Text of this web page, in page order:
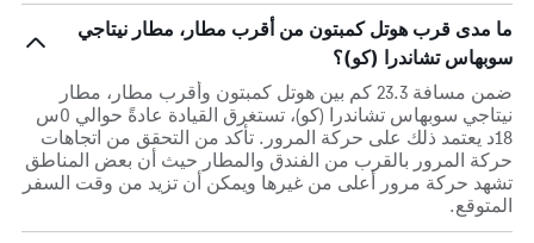
ما مدى قرب هوتل كمبتون من أقرب مطار، مطار نيتاجي
سوبهاس تشاندرا (كو)؟
ضمن مسافة 23.3 كم بين هوتل كمبتون وأقرب مطار، مطار
نيتاجي سوبهاس تشاندرا (كو)، تستغرق القيادة عادةً حوالي 0س
18د يعتمد ذلك على حركة المرور. تأكد من التحقق من اتجاهات
حركة المرور بالقرب من الفندق والمطار حيث أن بعض المناطق
تشهد حركة مرور أعلى من غيرها ويمكن أن تزيد من وقت السفر
المتوقع.